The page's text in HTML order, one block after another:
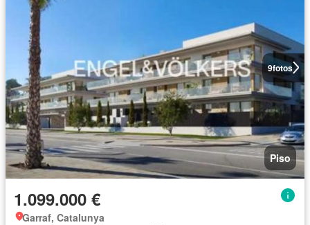
9fotos
Piso
1.099.000 €
Garraf, Catalunya